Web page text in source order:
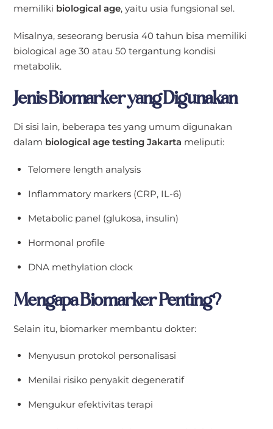
memiliki biological age, yaitu usia fungsional sel.
Misalnya, seseorang berusia 40 tahun bisa memiliki
biological age 30 atau 50 tergantung kondisi
metabolik.
Jenis Biomarker yang Digunakan
Di sisi lain, beberapa tes yang umum digunakan
dalam biological age testing Jakarta meliputi:
Telomere length analysis
Inflammatory markers (CRP, IL-6)
Metabolic panel (glukosa, insulin)
Hormonal profile
DNA methylation clock
Mengapa Biomarker Penting?
Selain itu, biomarker membantu dokter:
Menyusun protokol personalisasi
Menilai risiko penyakit degeneratif
Mengukur efektivitas terapi